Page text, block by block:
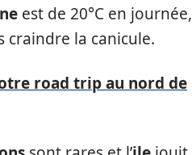
est de 20°C en journée,
craindre la canicule.
road trip au nord de